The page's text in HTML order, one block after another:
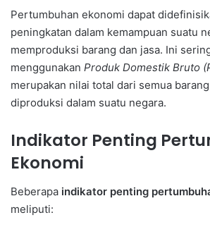
Pertumbuhan ekonomi dapat
peningkatan dalam kemampuan suatu
memproduksi barang dan jasa. Ini
menggunakan Produk Domestik Bruto
merupakan nilai total dari semua
diproduksi dalam suatu negara.
Indikator Penting
Ekonomi
Beberapa indikator penting
meliputi: